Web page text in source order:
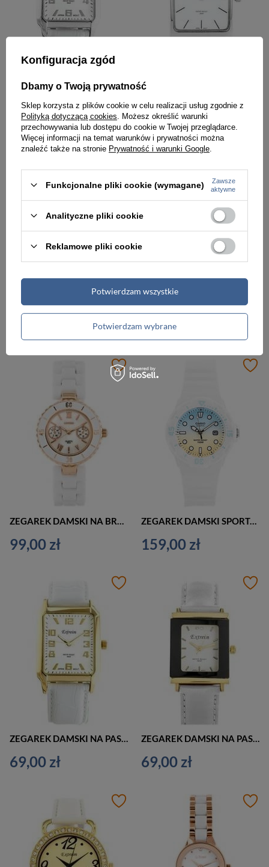
ZEGAREK DAMSKI NA PASKU BIAŁY EXTREIM EXT-9417A-7A (zx666g)
69,00 zł 69,00 zł
ZEGAREK DAMSKI NA PASKU BIAŁY EXTREIM EXT-114A-4A (zx654d)
139,00 zł
99,00 zł
ZEGAREK DAMSKI SPORTOWY BIAŁY CASIO LRW-200H 2E2VDR (zd557m)
159,00 zł
ZEGAREK DAMSKI NA PASKU BIAŁY EXTREIM EXT-9417A-8A (zx666h)
69,00 zł
ZEGAREK DAMSKI NA PASKU KLASYCZNY EXTREIM EXT-Y015A-5A (zx662e)
69,00 zł
Konfiguracja zgód
Dbamy o Twoją prywatność
Sklep korzysta z plików cookie w celu realizacji usług zgodnie z
Polityką dotyczącą cookies . Możesz określić warunki
przechowywania lub dostępu do cookie w Twojej przeglądarce.
Więcej informacji na temat warunków i prywatności można
znaleźć także na stronie Prywatność i warunki Google
Funkcjonalne pliki cookie (wymagane)
Zawsze
aktywne
Analityczne pliki cookie
Reklamowe pliki cookie
Potwierdzam wybrane
Potwierdzam wszystkie